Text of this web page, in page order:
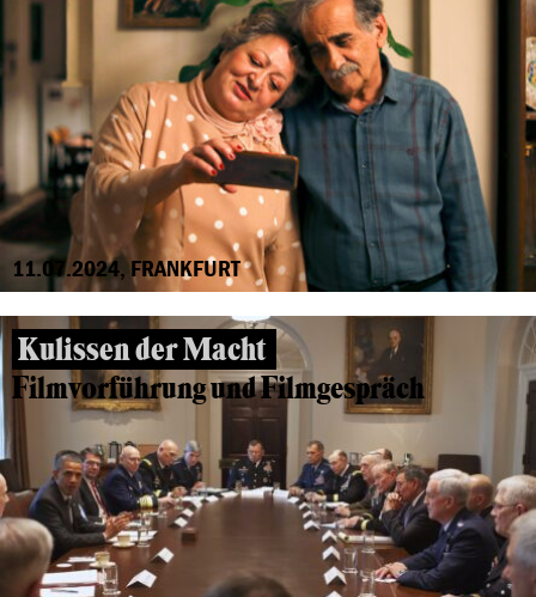
11.07.2024, FRANKFURT
Kulissen der Macht
Filmvorführung und Filmgespräch